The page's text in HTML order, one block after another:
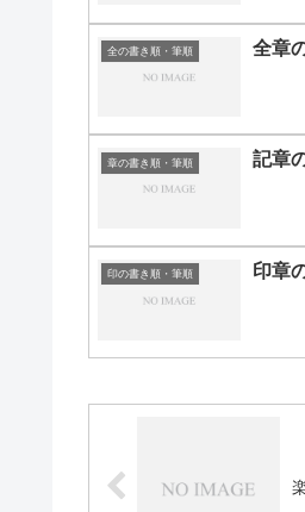
全の書き順・筆順 全章
章の書き順・筆順 記章
印の書き順・筆順 印章